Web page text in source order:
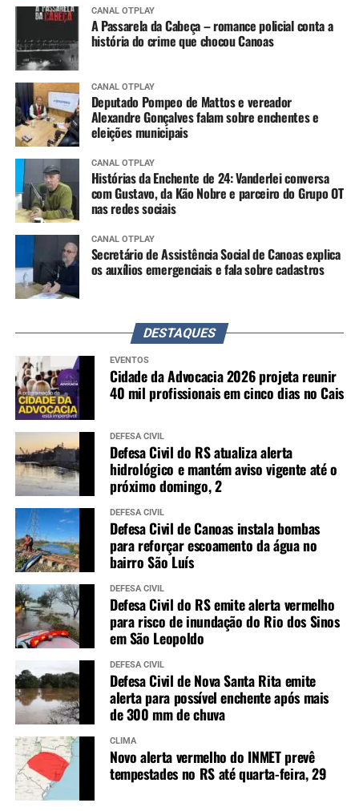
CANAL OTPLAY
A Passarela da Cabeça – romance policial conta a
história do crime que chocou Canoas
CANAL OTPLAY
Deputado Pompeo de Mattos e vereador
Alexandre Gonçalves falam sobre enchentes e
eleições municipais
CANAL OTPLAY
Histórias da Enchente de 24: Vanderlei conversa
com Gustavo, da Kão Nobre e parceiro do Grupo OT
nas redes sociais
CANAL OTPLAY
Secretário de Assistência Social de Canoas explica
os auxílios emergenciais e fala sobre cadastros
DESTAQUES
EVENTOS
Cidade da Advocacia 2026 projeta reunir
40 mil profissionais em cinco dias no Cais
DEFESA CIVIL
Defesa Civil do RS atualiza alerta
hidrológico e mantém aviso vigente até o
próximo domingo, 2
DEFESA CIVIL
Defesa Civil de Canoas instala bombas
para reforçar escoamento da água no
bairro São Luís
DEFESA CIVIL
Defesa Civil do RS emite alerta vermelho
para risco de inundação do Rio dos Sinos
em São Leopoldo
DEFESA CIVIL
Defesa Civil de Nova Santa Rita emite
alerta para possível enchente após mais
de 300 mm de chuva
CLIMA
Novo alerta vermelho do INMET prevê
tempestades no RS até quarta-feira, 29